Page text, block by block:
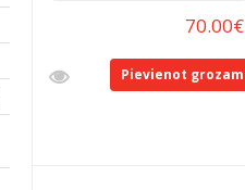
70.00€
Pievienot grozam